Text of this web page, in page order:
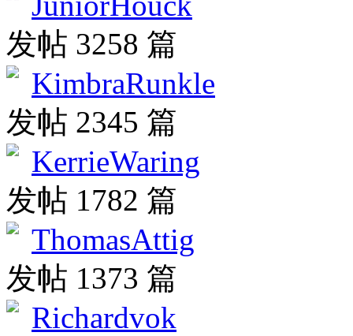
发帖 3258 篇
KimbraRunkle
发帖 2345 篇
KerrieWaring
发帖 1782 篇
ThomasAttig
发帖 1373 篇
Richardvok